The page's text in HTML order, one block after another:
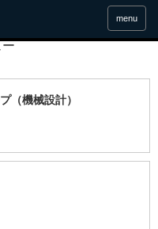
menu
（機械設計）